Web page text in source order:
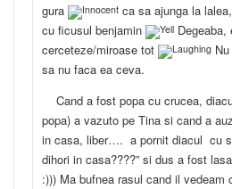
gura
ca sa ajunga la
cu ficusul benjamin
Degeaba,
cerceteze/miroase tot
sa nu faca ea ceva.
Cand a fost popa cu crucea,
popa) a vazuto pe Tina si cand a
in casa, liber…. a pornit diacul cu
dihori in casa????” si dus a fost
:))) Ma bufnea rasul cand il vedeam